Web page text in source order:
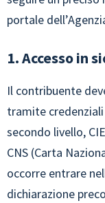
portale
1. Accesso in
Il contribuente
tramite
secondo livello,
CNS (Carta
occorre entrare
dichiarazione